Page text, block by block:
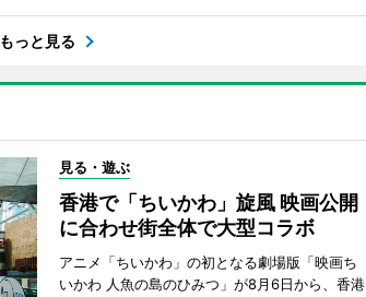
もっと見る
見る・遊ぶ
香港で「ちいかわ」旋風 映画公開
に合わせ街全体で大型コラボ
アニメ「ちいかわ」の初となる劇場版「映画ち
いかわ 人魚の島のひみつ」が8月6日から、香港